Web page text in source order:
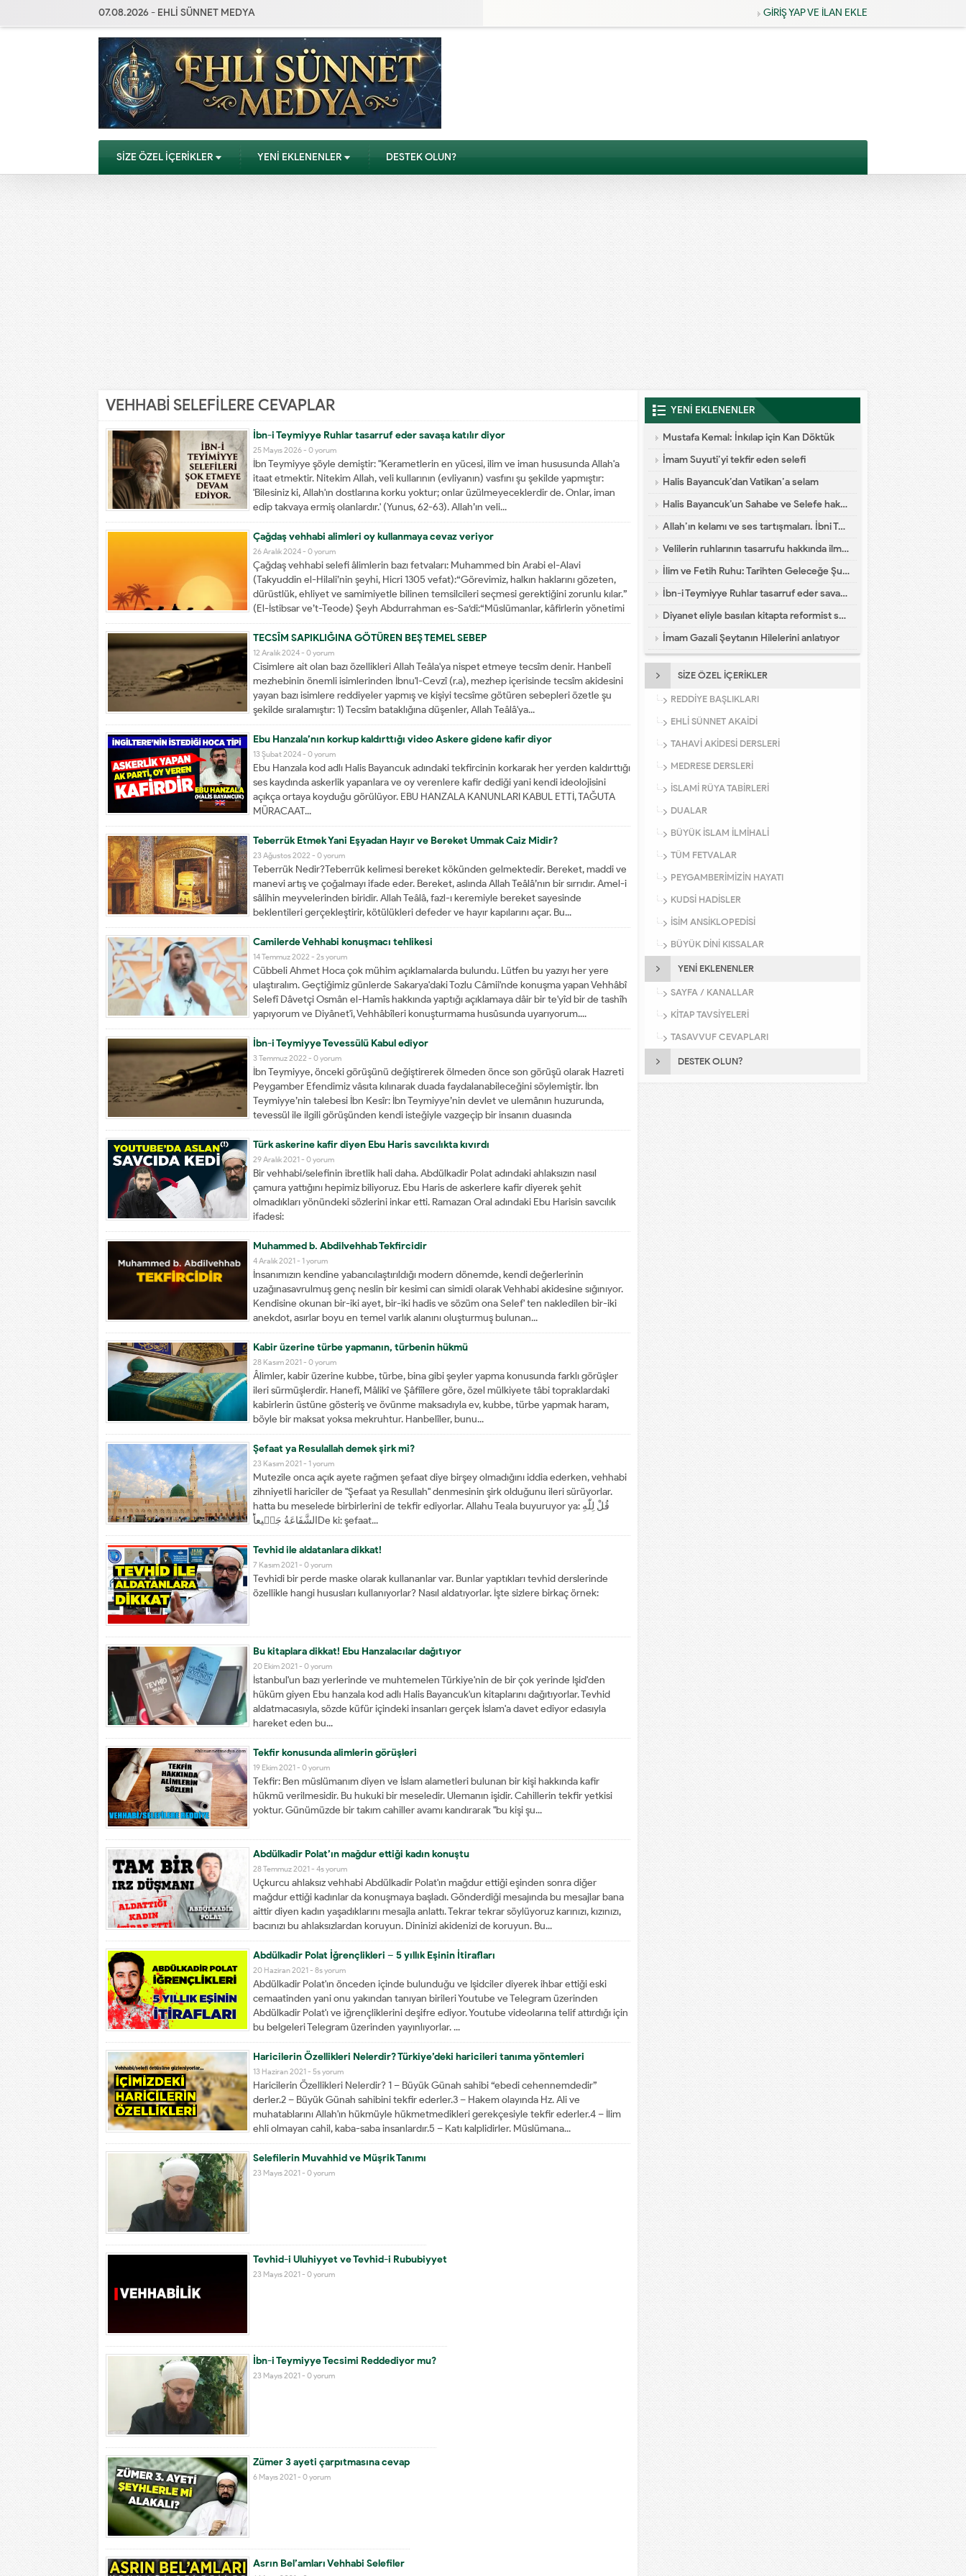
07.08.2026 - EHLİ SÜNNET MEDYA GİRİŞ YAP VE İLAN EKLE
SİZE ÖZEL İÇERİKLER YENİ EKLENENLER DESTEK OLUN?
VEHHABİ SELEFİLERE CEVAPLAR
İbn-i Teymiyye Ruhlar tasarruf eder savaşa katılır diyor
25 Mayıs 2026 - 0 yorum
İbn Teymiyye şöyle demiştir: "Kerametlerin en yücesi, ilim ve iman hususunda Allah'a
itaat etmektir. Nitekim Allah, veli kullarının (evliyanın) vasfını şu şekilde yapmıştır:
'Bilesiniz ki, Allah'ın dostlarına korku yoktur; onlar üzülmeyeceklerdir de. Onlar, iman
edip takvaya ermiş olanlardır.' (Yunus, 62-63). Allah’ın veli...
Çağdaş vehhabi alimleri oy kullanmaya cevaz veriyor
26 Aralık 2024 - 0 yorum
Çağdaş vehhabi selefi âlimlerin bazı fetvaları: Muhammed bin Arabi el-Alavi
(Takyuddin el-Hilali’nin şeyhi, Hicri 1305 vefat):“Görevimiz, halkın haklarını gözeten,
dürüstlük, ehliyet ve samimiyetle bilinen temsilcileri seçmesi gerektiğini zorunlu kılar.”
(El-İstibsar ve’t-Teode) Şeyh Abdurrahman es-Sa‘di:“Müslümanlar, kâfirlerin yönetimi
altında olup da cumhuriyet yönetimine geçmek...
TECSÎM SAPIKLIĞINA GÖTÜREN BEŞ TEMEL SEBEP
12 Aralık 2024 - 0 yorum
Cisimlere ait olan bazı özellikleri Allah Teâla'ya nispet etmeye tecsîm denir. Hanbelî
mezhebinin önemli isimlerinden İbnu'l-Cevzî (r.a), mezhep içerisinde tecsîm akidesini
yayan bazı isimlere reddiyeler yapmış ve kişiyi tecsîme götüren sebepleri özetle şu
şekilde sıralamıştır: 1) Tecsîm bataklığına düşenler, Allah Teâlâ'ya...
Ebu Hanzala’nın korkup kaldırttığı video Askere gidene kafir diyor
13 Şubat 2024 - 0 yorum
Ebu Hanzala kod adlı Halis Bayancuk adındaki tekfircinin korkarak her yerden kaldırttığı
ses kaydında askerlik yapanlara ve oy verenlere kafir dediği yani kendi ideolojisini
açıkça ortaya koyduğu görülüyor. EBU HANZALA KANUNLARI KABUL ETTİ, TAĞUTA
MÜRACAAT...
Teberrük Etmek Yani Eşyadan Hayır ve Bereket Ummak Caiz Midir?
23 Ağustos 2022 - 0 yorum
Teberrük Nedir?Teberrük kelimesi bereket kökünden gelmektedir. Bereket, maddi ve
manevi artış ve çoğalmayı ifade eder. Bereket, aslında Allah Teâlâ’nın bir sırrıdır. Amel-i
sâlihin meyvelerinden biridir. Allah Teâlâ, fazl-ı keremiyle bereket sayesinde
beklentileri gerçekleştirir, kötülükleri defeder ve hayır kapılarını açar. Bu...
Camilerde Vehhabi konuşmacı tehlikesi
14 Temmuz 2022 - 2s yorum
Cübbeli Ahmet Hoca çok mühim açıklamalarda bulundu. Lütfen bu yazıyı her yere
ulaştıralım. Geçtiğimiz günlerde Sakarya'daki Tozlu Câmii'nde konuşma yapan Vehhâbî
Selefî Dâvetçi Osmân el-Hamîs hakkında yaptığı açıklamaya dâir bir te'yîd bir de tashîh
yapıyorum ve Diyânet'i, Vehhâbîleri konuşturmama husûsunda uyarıyorum....
İbn-i Teymiyye Tevessülü Kabul ediyor
3 Temmuz 2022 - 0 yorum
İbn Teymiyye, önceki görüşünü değiştirerek ölmeden önce son görüşü olarak Hazreti
Peygamber Efendimiz vâsıta kılınarak duada faydalanabileceğini söylemiştir. İbn
Teymiyye’nin talebesi İbn Kesîr: İbn Teymiyye’nin devlet ve ulemânın huzurunda,
tevessül ile ilgili görüşünden kendi isteğiyle vazgeçip bir insanın duasında
Resûlullah’dan faydalanma...
Türk askerine kafir diyen Ebu Haris savcılıkta kıvırdı
29 Aralık 2021 - 0 yorum
Bir vehhabi/selefinin ibretlik hali daha. Abdülkadir Polat adındaki ahlaksızın nasıl
çamura yattığını hepimiz biliyoruz. Ebu Haris de askerlere kafir diyerek şehit
olmadıkları yönündeki sözlerini inkar etti. Ramazan Oral adındaki Ebu Harisin savcılık
ifadesi:
Muhammed b. Abdilvehhab Tekfircidir
4 Aralık 2021 - 1 yorum
İnsanımızın kendine yabancılaştırıldığı modern dönemde, kendi değerlerinin
uzağınasavrulmuş genç neslin bir kesimi can simidi olarak Vehhabi akidesine sığınıyor.
Kendisine okunan bir-iki ayet, bir-iki hadis ve sözüm ona Selef' ten nakledilen bir-iki
anekdot, asırlar boyu en temel varlık alanını oluşturmuş bulunan...
Kabir üzerine türbe yapmanın, türbenin hükmü
28 Kasım 2021 - 0 yorum
Âlimler, kabir üzerine kubbe, türbe, bina gibi şeyler yapma konusunda farklı görüşler
ileri sürmüşlerdir. Hanefî, Mâlikî ve Şâfiîlere göre, özel mülkiyete tâbi topraklardaki
kabirlerin üstüne gösteriş ve övünme maksadıyla ev, kubbe, türbe yapmak haram,
böyle bir maksat yoksa mekruhtur. Hanbelîler, bunu...
Şefaat ya Resulallah demek şirk mi?
23 Kasım 2021 - 1 yorum
Mutezile onca açık ayete rağmen şefaat diye birşey olmadığını iddia ederken, vehhabi
zihniyetli hariciler de "Şefaat ya Resullah" denmesinin şirk olduğunu ileri sürüyorlar.
hatta bu meselede birbirlerini de tekfir ediyorlar. Allahu Teala buyuruyor ya: قُلْ لِلّٰهِ
الشَّفَاعَةُ جَمٖيعاًؕDe ki: şefaat...
Tevhid ile aldatanlara dikkat!
7 Kasım 2021 - 0 yorum
Tevhidi bir perde maske olarak kullananlar var. Bunlar yaptıkları tevhid derslerinde
özellikle hangi hususları kullanıyorlar? Nasıl aldatıyorlar. İşte sizlere birkaç örnek:
Bu kitaplara dikkat! Ebu Hanzalacılar dağıtıyor
20 Ekim 2021 - 0 yorum
İstanbul'un bazı yerlerinde ve muhtemelen Türkiye'nin de bir çok yerinde Işid'den
hüküm giyen Ebu hanzala kod adlı Halis Bayancuk'un kitaplarını dağıtıyorlar. Tevhid
aldatmacasıyla, sözde küfür içindeki insanları gerçek İslam'a davet ediyor edasıyla
hareket eden bu...
Tekfir konusunda alimlerin görüşleri
19 Ekim 2021 - 0 yorum
Tekfir: Ben müslümanım diyen ve İslam alametleri bulunan bir kişi hakkında kafir
hükmü verilmesidir. Bu hukuki bir meseledir. Ulemanın işidir. Cahillerin tekfir yetkisi
yoktur. Günümüzde bir takım cahiller avamı kandırarak "bu kişi şu...
Abdülkadir Polat’ın mağdur ettiği kadın konuştu
28 Temmuz 2021 - 4s yorum
Uçkurcu ahlaksız vehhabi Abdülkadir Polat'ın mağdur ettiği eşinden sonra diğer
mağdur ettiği kadınlar da konuşmaya başladı. Gönderdiği mesajında bu mesajlar bana
aittir diyen kadın yaşadıklarını mesajla anlattı. Tekrar tekrar söylüyoruz karınızı, kızınızı,
bacınızı bu ahlaksızlardan koruyun. Dininizi akidenizi de koruyun. Bu...
Abdülkadir Polat İğrençlikleri – 5 yıllık Eşinin İtirafları
20 Haziran 2021 - 8s yorum
Abdülkadir Polat'ın önceden içinde bulunduğu ve Işidciler diyerek ihbar ettiği eski
cemaatinden yani onu yakından tanıyan birileri Youtube ve Telegram üzerinden
Abdülkadir Polat'ı ve iğrençliklerini deşifre ediyor. Youtube videolarına telif attırdığı için
bu belgeleri Telegram üzerinden yayınlıyorlar. ...
Haricilerin Özellikleri Nelerdir? Türkiye’deki haricileri tanıma yöntemleri
13 Haziran 2021 - 5s yorum
Haricilerin Özellikleri Nelerdir? 1 – Büyük Günah sahibi “ebedi cehennemdedir”
derler.2 – Büyük Günah sahibini tekfir ederler.3 – Hakem olayında Hz. Ali ve
muhatablarını Allah'ın hükmüyle hükmetmedikleri gerekçesiyle tekfir ederler.4 – İlim
ehli olmayan cahil, kaba-saba insanlardır.5 – Katı kalplidirler. Müslümana...
Selefilerin Muvahhid ve Müşrik Tanımı
23 Mayıs 2021 - 0 yorum
Tevhid-i Uluhiyyet ve Tevhid-i Rububiyyet
23 Mayıs 2021 - 0 yorum
İbn-i Teymiyye Tecsimi Reddediyor mu?
23 Mayıs 2021 - 0 yorum
Zümer 3 ayeti çarpıtmasına cevap
6 Mayıs 2021 - 0 yorum
Asrın Bel’amları Vehhabi Selefiler
YENİ EKLENENLER
Mustafa Kemal: İnkılap için Kan Döktük
İmam Suyuti’yi tekfir eden selefi
Halis Bayancuk’dan Vatikan’a selam
Halis Bayancuk’un Sahabe ve Selefe hakareti
Allah’ın kelamı ve ses tartışmaları. İbni Teymiyye dalaleti
Velilerin ruhlarının tasarrufu hakkında ilmi yazı
İlim ve Fetih Ruhu: Tarihten Geleceğe Şuur Köprüsü
İbn-i Teymiyye Ruhlar tasarruf eder savaşa katılır diyor
Diyanet eliyle basılan kitapta reformist skandal
İmam Gazali Şeytanın Hilelerini anlatıyor
SİZE ÖZEL İÇERİKLER
REDDİYE BAŞLIKLARI
EHLİ SÜNNET AKAİDİ
TAHAVİ AKİDESİ DERSLERİ
MEDRESE DERSLERİ
İSLAMİ RÜYA TABİRLERİ
DUALAR
BÜYÜK İSLAM İLMİHALİ
TÜM FETVALAR
PEYGAMBERİMİZİN HAYATI
KUDSİ HADİSLER
İSİM ANSİKLOPEDİSİ
BÜYÜK DİNİ KISSALAR
YENİ EKLENENLER
SAYFA / KANALLAR
KİTAP TAVSİYELERİ
TASAVVUF CEVAPLARI
DESTEK OLUN?